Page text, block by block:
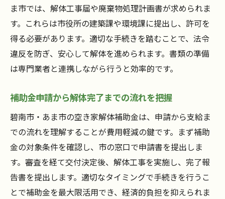
ま市では、解体工事届や廃棄物処理計画書が求められま
す。これらは市役所の建築課や環境課に提出し、許可を
得る必要があります。適切な手続きを踏むことで、法令
違反を防ぎ、安心して解体を進められます。書類の準備
は専門業者と連携しながら行うと効率的です。
補助金申請から解体完了までの流れを把握
碧南市・あま市の空き家解体補助金は、申請から支給ま
での流れを理解することが費用軽減の鍵です。まず補助
金の対象条件を確認し、市の窓口で申請書を提出しま
す。審査を経て交付決定後、解体工事を実施し、完了報
告書を提出します。適切なタイミングで手続きを行うこ
とで補助金を最大限活用でき、経済的負担を抑えられま